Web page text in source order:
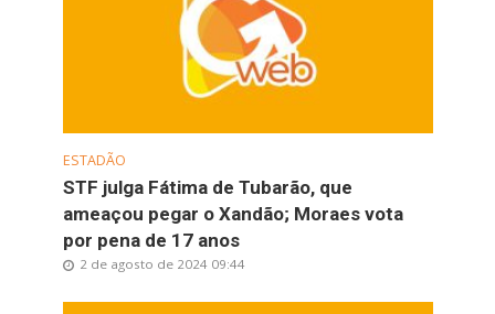
ESTADÃO
STF julga Fátima de Tubarão, que
ameaçou pegar o Xandão; Moraes vota
por pena de 17 anos
2 de agosto de 2024 09:44